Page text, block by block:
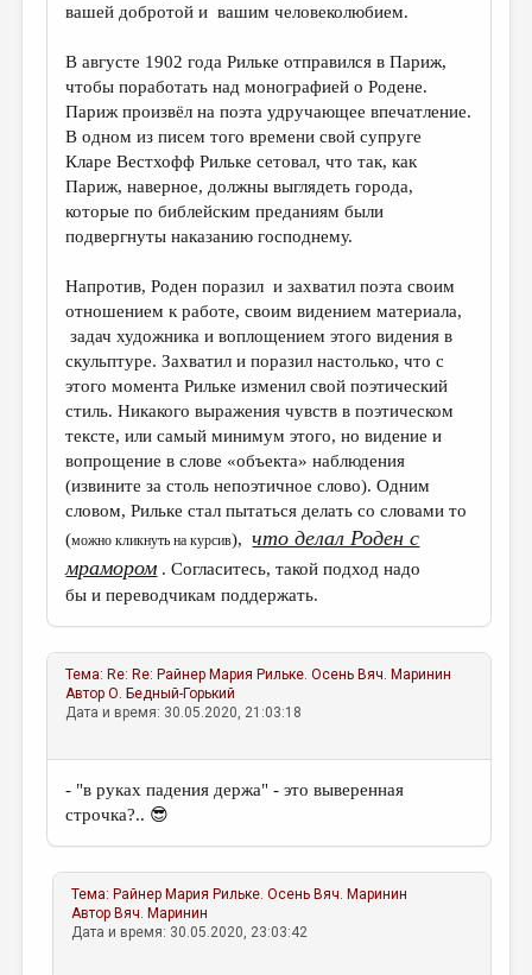
вашей добротой и вашим человеколюбием.
В августе 1902 года Рильке отправился в Париж,
чтобы поработать над монографией о Родене.
Париж произвёл на поэта удручающее впечатление.
В одном из писем того времени свой супруге
Кларе Вестхофф Рильке сетовал, что так, как
Париж, наверное, должны выглядеть города,
которые по библейским преданиям были
подвергнуты наказанию господнему.
Напротив, Роден поразил и захватил поэта своим
отношением к работе, своим видением материала,
задач художника и воплощением этого видения в
скульптуре. Захватил и поразил настолько, что с
этого момента Рильке изменил свой поэтический
стиль. Никакого выражения чувств в поэтическом
тексте, или самый минимум этого, но видение и
вопрощение в слове «объекта» наблюдения
(извините за столь непоэтичное слово). Одним
словом, Рильке стал пытаться делать со словами то
(можно кликнуть на курсив),что делал Роден с
мрамором . Согласитесь, такой подход надо
бы и переводчикам поддержать.
Тема: Re: Re: Райнер Мария Рильке. Осень Вяч. Маринин
АвторО. Бедный-Горький
Дата и время: 30.05.2020, 21:03:18
- "в руках падения держа" - это выверенная
строчка?.. 😎
Тема: Райнер Мария Рильке. Осень Вяч. Маринин
Автор Вяч. Маринин
Дата и время: 30.05.2020, 23:03:42